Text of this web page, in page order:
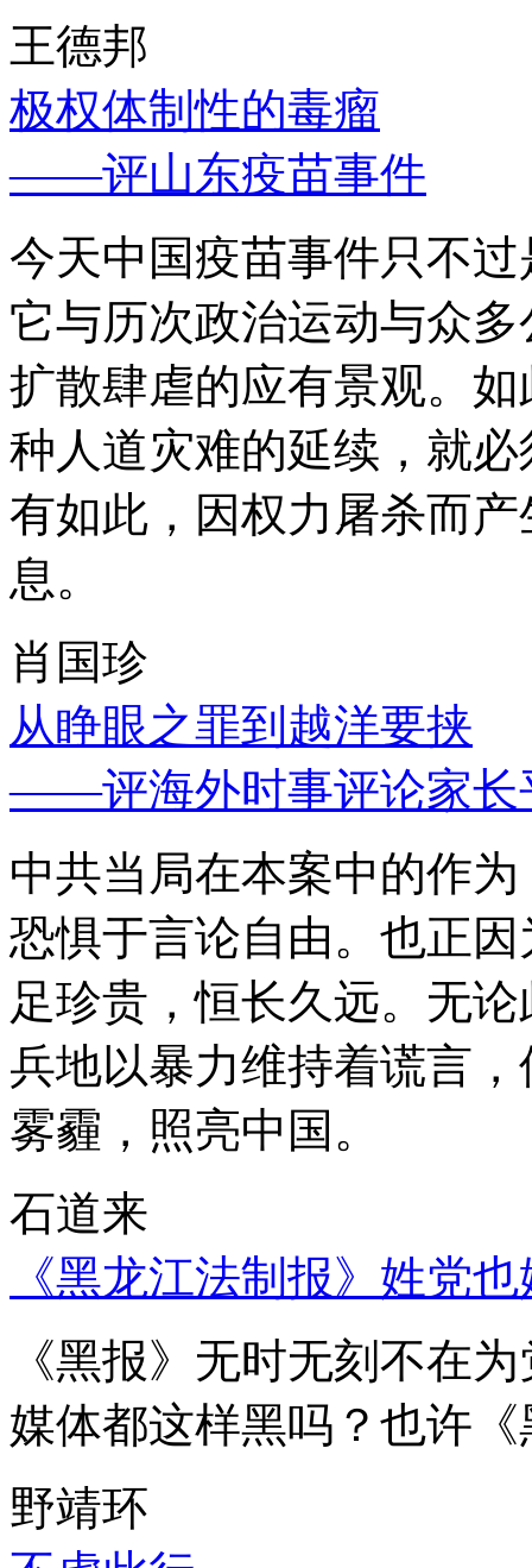
王德邦
极权体制性的毒瘤
——评山东疫苗事件
今天中国疫苗事件只不
它与历次政治运动与众
扩散肆虐的应有景观。
种人道灾难的延续，就
有如此，因权力屠杀而
息。
肖国珍
从睁眼之罪到越洋要挟
——评海外时事评论家长
中共当局在本案中的作
恐惧于言论自由。也正
足珍贵，恒长久远。无
兵地以暴力维持着谎言
雾霾，照亮中国。
石道来
《黑龙江法制报》姓党
《黑报》无时无刻不在
媒体都这样黑吗？也许
野靖环